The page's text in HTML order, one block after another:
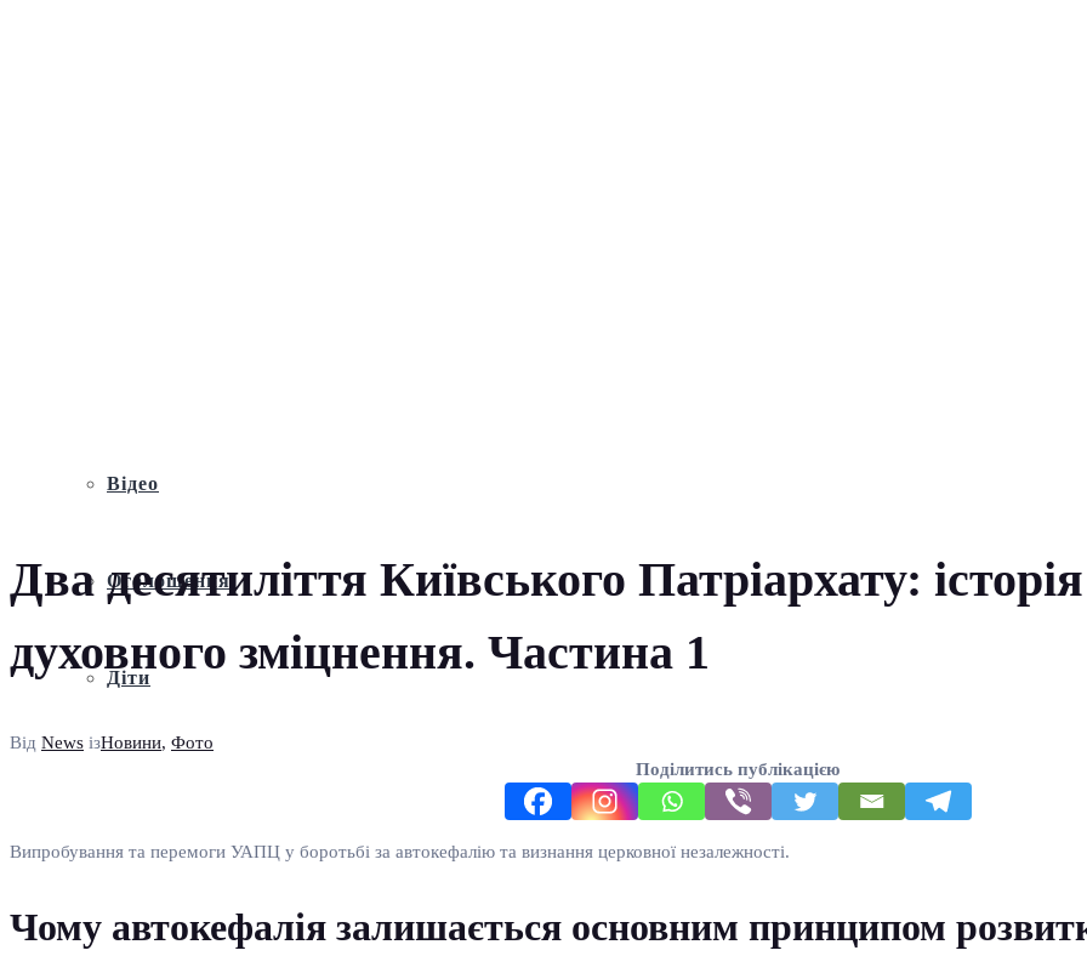
Відео
Оголошення
Діти
Два десятиліття Київського Патріархату:
духовного зміцнення. Частина 1
Від News ізНовини, Фото
Поділитись публікацією
Випробування та перемоги УАПЦ у боротьбі за автокефалію та визнання церковної незалежності.
Чому автокефалія залишається основним принципом